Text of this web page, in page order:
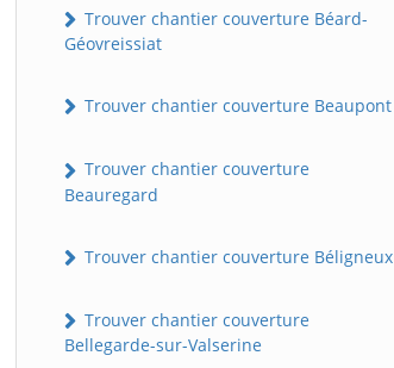
Trouver chantier couverture Béard-
Géovreissiat
Trouver chantier couverture Beaupont
Trouver chantier couverture
Beauregard
Trouver chantier couverture Béligneux
Trouver chantier couverture
Bellegarde-sur-Valserine